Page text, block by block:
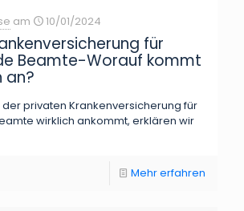
am 10/01/2024
für
Beamte-Worauf kommt
an?
privaten Krankenversicherung für
wirklich ankommt, erklären wir
Mehr erfahren